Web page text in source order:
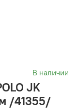
В наличии
JK
/41355/